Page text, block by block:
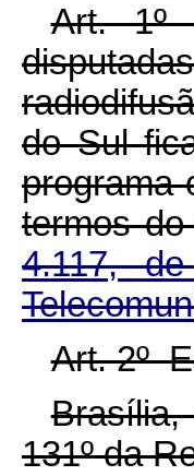
Art. 1º
do Sul
programa
termos
4.117,
Art. 2º
131º da